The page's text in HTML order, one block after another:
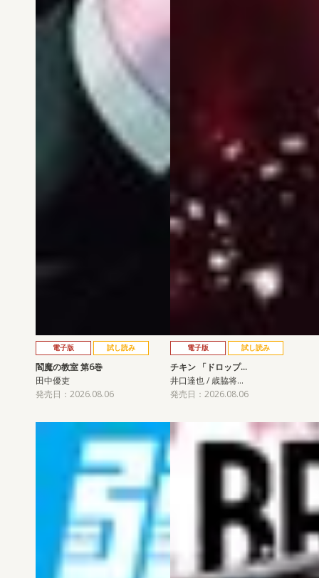
電子版 試し読み
閻魔の教室 第6巻
田中優吏
発売日：2026.08.06
電子版 試し読み
チキン 「ドロップ…
井口達也 / 歳脇将…
発売日：2026.08.06